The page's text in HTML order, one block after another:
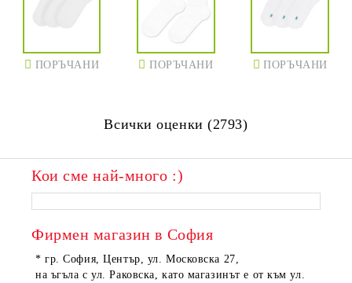
ПОРЪЧАНИ ПОРЪЧАНИ ПОРЪЧАНИ
Всички оценки (2793)
Кои сме най-много :)
Фирмен магазин в София
* гр. София, Център, ул. Московска 27,
на ъгъла с ул. Раковска, като магазинът е от към ул.